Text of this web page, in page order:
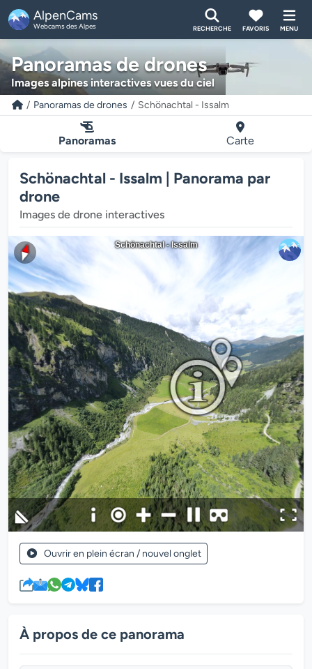
AlpenCams
Webcams des Alpes RECHERCHE FAVORIS MENU
Panoramas de drones
Images alpines interactives vues du ciel
Panoramas de drones Schönachtal - Issalm
Panoramas Carte
Schönachtal - Issalm | Panorama par
drone
Images de drone interactives
Schönachtal - Issalm
Ouvrir en plein écran / nouvel onglet
À propos de ce panorama